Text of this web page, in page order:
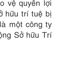
vệ quyền lợi
hữu trí tuệ bị
một công ty
Sở hữu Trí